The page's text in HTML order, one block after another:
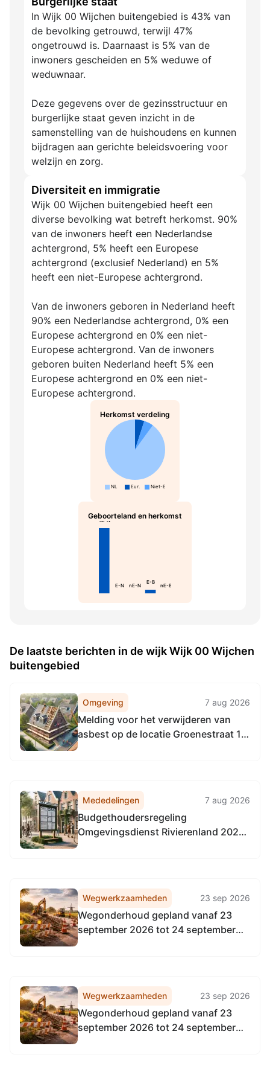
In Wijk 00 Wijchen buitengebied is 43% van
de bevolking getrouwd, terwijl 47%
ongetrouwd is. Daarnaast is 5% van de
inwoners gescheiden en 5% weduwe of
weduwnaar.
Deze gegevens over de gezinsstructuur en
burgerlijke staat geven inzicht in de
samenstelling van de huishoudens en kunnen
bijdragen aan gerichte beleidsvoering voor
welzijn en zorg.
Diversiteit en immigratie
Wijk 00 Wijchen buitengebied heeft een
diverse bevolking wat betreft herkomst. 90%
van de inwoners heeft een Nederlandse
achtergrond, 5% heeft een Europese
achtergrond (exclusief Nederland) en 5%
heeft een niet-Europese achtergrond.
Van de inwoners geboren in Nederland heeft
90% een Nederlandse achtergrond, 0% een
Europese achtergrond en 0% een niet-
Europese achtergrond. Van de inwoners
geboren buiten Nederland heeft 5% een
Europese achtergrond en 0% een niet-
Europese achtergrond.
Herkomst verdeling
NL Eur. Niet-Eur.
Geboorteland en herkomst
NL-N
E-N nE-N
E-B
nE-B
De laatste berichten in de wijk Wijk 00 Wijchen
buitengebied
Omgeving 7 aug 2026
Melding voor het verwijderen van
asbest op de locatie Groenestraat 13
Mededelingen 7 aug 2026
Budgethoudersregeling
Omgevingsdienst Rivierenland 2026
Wegwerkzaamheden 23 sep 2026
Wegonderhoud gepland vanaf 23
september 2026 tot 24 september
Wegwerkzaamheden 23 sep 2026
Wegonderhoud gepland vanaf 23
september 2026 tot 24 september